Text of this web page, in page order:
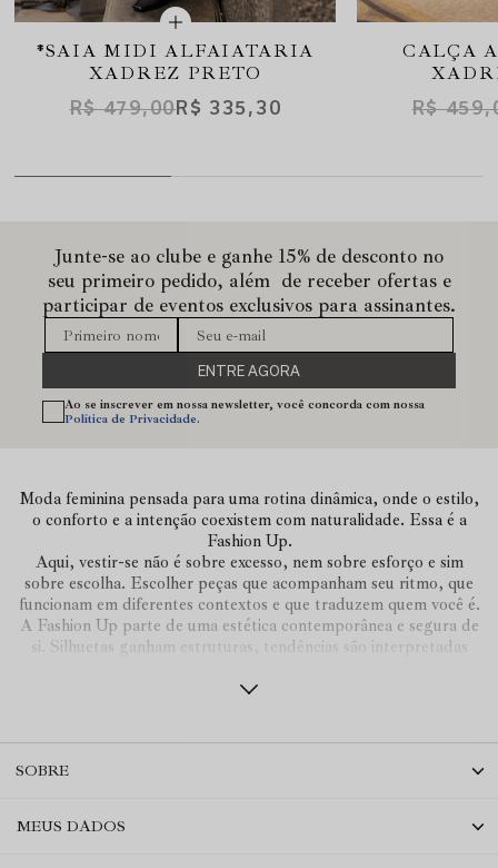
*SAIA MIDI ALFAIATARIA
XADREZ PRETO
R$ 479,00R$ 335,30
CALÇA
R$
Junte-se ao clube e ganhe 15% de desconto no
seu primeiro pedido, além de receber ofertas e
participar de eventos exclusivos para assinantes.
ENTRE AGORA
Ao se inscrever em nossa newsletter, você concorda com nossa
Política de Privacidade.
Moda feminina pensada para uma rotina dinâmica, onde o estilo,
o conforto e a intenção coexistem com naturalidade. Essa é a
Fashion Up.
Aqui, vestir-se não é sobre excesso, nem sobre esforço e sim
sobre escolha. Escolher peças que acompanham seu ritmo, que
funcionam em diferentes contextos e que traduzem quem você é.
A Fashion Up parte de uma estética contemporânea e segura de
si. Silhuetas ganham estruturas, tendências são interpretadas
dia.
entre as ocasiões e estações. Camisas e blusas com presença.
funcionam sozinhas e melhor ainda juntas.
A proposta é autêntica e precisa: um guarda-roupa versátil,
SOBRE
MEUS DADOS